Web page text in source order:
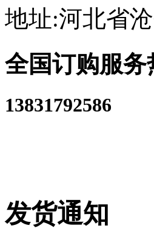
地址:河北省
全国订购服务
13831792586
发货通知